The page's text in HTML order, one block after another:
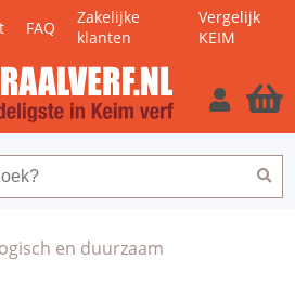
FAQ
Zakelijke
klanten
Vergelijk
KEIM
en duurzaam